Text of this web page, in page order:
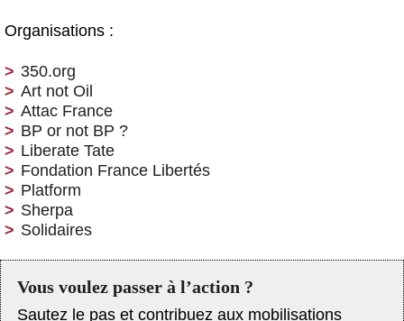
Organisations :
350.org
Art not Oil
Attac France
BP or not BP ?
Liberate Tate
Fondation France Libertés
Platform
Sherpa
Solidaires
Vous voulez passer à l’action ?
Sautez le pas et contribuez aux mobilisations